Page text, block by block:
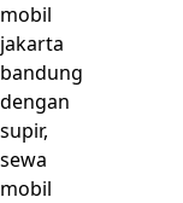
mobil
jakarta
bandung
dengan
supir,
sewa
mobil